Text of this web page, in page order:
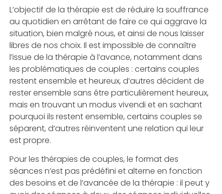
L’objectif de la thérapie est de réduire la souffrance
au quotidien en arrêtant de faire ce qui aggrave la
situation, bien malgré nous, et ainsi de nous laisser
libres de nos choix. Il est impossible de connaître
l’issue de la thérapie à l’avance, notamment dans
les problématiques de couples : certains couples
restent ensemble et heureux, d’autres décident de
rester ensemble sans être particulièrement heureux,
mais en trouvant un modus vivendi et en sachant
pourquoi ils restent ensemble, certains couples se
séparent, d’autres réinventent une relation qui leur
est propre.
Pour les thérapies de couples, le format des
séances n’est pas prédéfini et alterne en fonction
des besoins et de l’avancée de la thérapie : il peut y